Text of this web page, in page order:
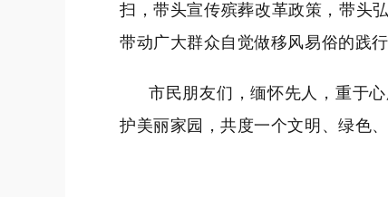
扫，带头宣传殡葬改革政策，带头
带动广大群众自觉做移风易俗的践
市民朋友们，缅怀先人，重于
护美丽家园，共度一个文明、绿色